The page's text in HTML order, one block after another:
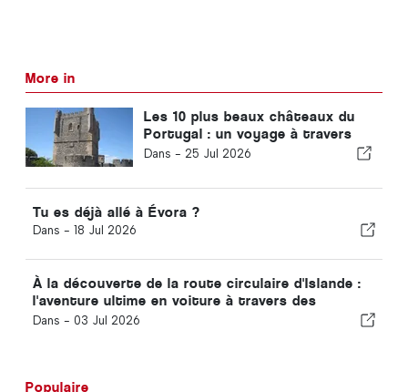
More in
Les 10 plus beaux châteaux du
Portugal : un voyage à travers
l'histoire du pays
Dans - 25 Jul 2026
Tu es déjà allé à Évora ?
Dans - 18 Jul 2026
À la découverte de la route circulaire d'Islande :
l'aventure ultime en voiture à travers des
paysages grandioses
Dans - 03 Jul 2026
Populaire